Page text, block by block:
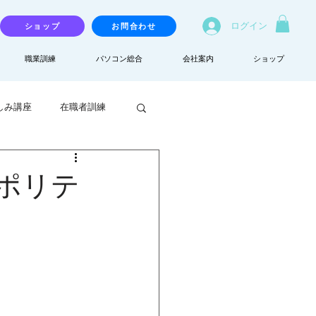
ショップ お問合わせ ログイン
職業訓練 パソコン総合 会社案内 ショップ
み講座 在職者訓練
リテ